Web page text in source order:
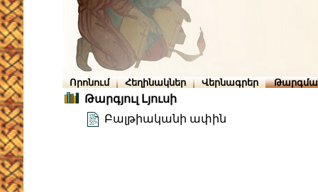
Որոնում Հեղինակներ Վերնագրեր
Թարգյուլ Լյուսի
Բալթիականի ափին